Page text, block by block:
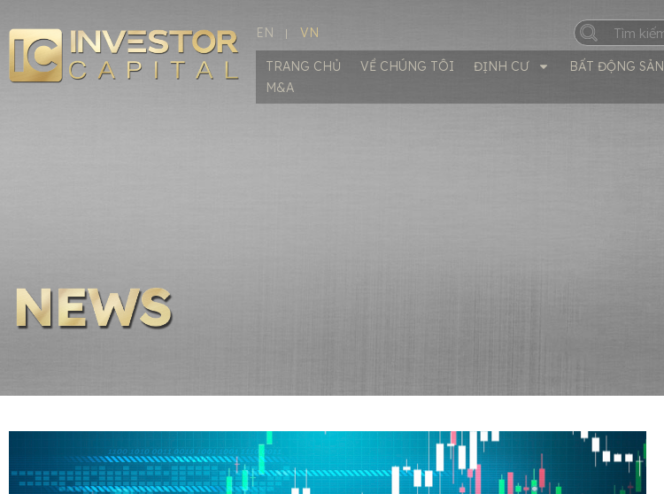
EN VN
TRANG CHỦ VỀ CHÚNG TÔI ĐỊNH CƯ BẤT ĐỘNG SẢN
M&A